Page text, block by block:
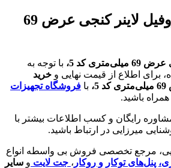
قیمت و خرید پروفیل لاینر کنجی عرض 69
کد 5،
با توجه به
برای اطلاع از قیمت نهایی و خرید
با فروشگاه تجهیزات
همراه باشید.
رایگان و کسب اطلاعات بیشتر با
میرزایی در ارتباط باشید.
مرجع تخصصی فروش بی واسطه انواع
پنل‌های توکار و روکار ، جت لایت و سایر